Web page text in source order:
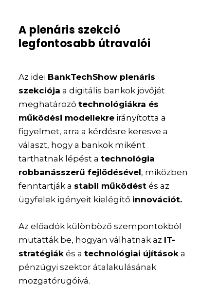
A plenáris szekció
legfontosabb útravalói
Az idei BankTechShow plenáris
szekciója a digitális bankok jövőjét
meghatározótechnológiákra és
működési modellekre irányította a
figyelmet, arra a kérdésre keresve a
választ, hogy a bankok miként
tarthatnak lépést atechnológia
robbanásszerű fejlődésével, miközben
fenntartják a stabil működést és az
ügyfelek igényeit kielégítő innovációt.
Az előadók különböző szempontokból
mutatták be, hogyan válhatnak az IT-
stratégiák és atechnológiai újítások a
pénzügyi szektor átalakulásának
mozgatórugóivá.